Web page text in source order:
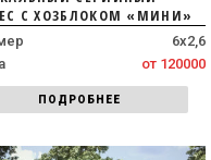
С ХОЗБЛОКОМ «МИНИ»
6х2,6
от 120000
ПОДРОБНЕЕ